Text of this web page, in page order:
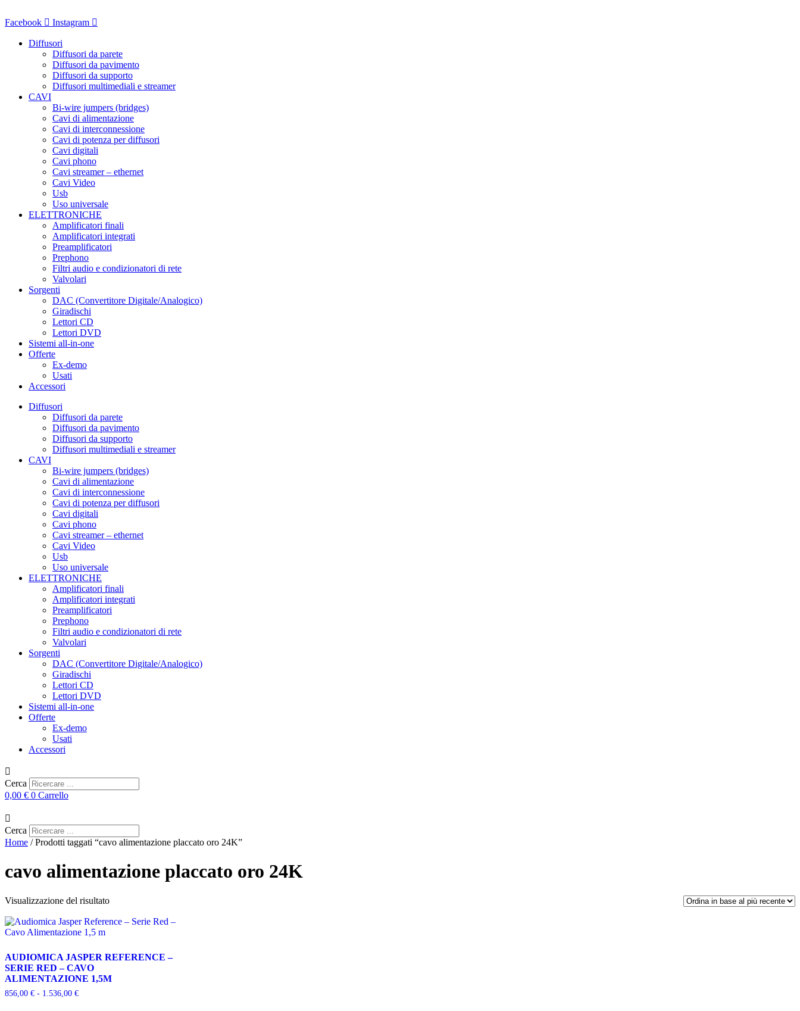
al
Facebook Instagram
Diffusori
Diffusori da parete
Diffusori da pavimento
Diffusori da supporto
Diffusori multimediali e streamer
CAVI
Bi-wire jumpers (bridges)
Cavi di alimentazione
Cavi di interconnessione
Cavi di potenza per diffusori
Cavi digitali
Cavi phono
Cavi streamer – ethernet
Cavi Video
Usb
Uso universale
ELETTRONICHE
Amplificatori finali
Amplificatori integrati
Preamplificatori
Prephono
Filtri audio e condizionatori di rete
Valvolari
Sorgenti
DAC (Convertitore Digitale/Analogico)
Giradischi
Lettori CD
Lettori DVD
Sistemi all-in-one
Offerte
Ex-demo
Usati
Accessori
Diffusori
Diffusori da parete
Diffusori da pavimento
Diffusori da supporto
Diffusori multimediali e streamer
CAVI
Bi-wire jumpers (bridges)
Cavi di alimentazione
Cavi di interconnessione
Cavi di potenza per diffusori
Cavi digitali
Cavi phono
Cavi streamer – ethernet
Cavi Video
Usb
Uso universale
ELETTRONICHE
Amplificatori finali
Amplificatori integrati
Preamplificatori
Prephono
Filtri audio e condizionatori di rete
Valvolari
Sorgenti
DAC (Convertitore Digitale/Analogico)
Giradischi
Lettori CD
Lettori DVD
Sistemi all-in-one
Offerte
Ex-demo
Usati
Accessori
Cerca
0,00 € 0 Carrello
Cerca
Home / Prodotti taggati “cavo alimentazione placcato oro 24K”
cavo alimentazione placcato oro 24K
Visualizzazione del risultato
AUDIOMICA JASPER REFERENCE –
SERIE RED – CAVO
ALIMENTAZIONE 1,5M
856,00 € - 1.536,00 €Fascia